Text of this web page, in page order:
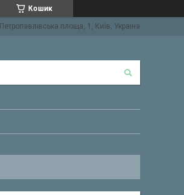
Кошик
Петропавлівська площа, 1, Київ, Україна